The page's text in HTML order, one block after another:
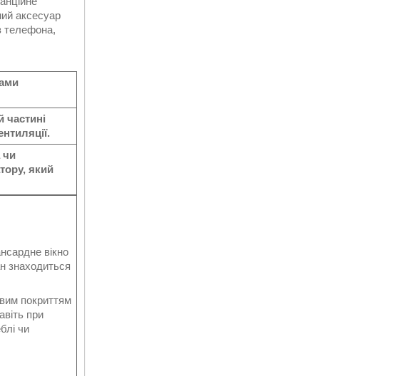
аксесуар
телефона,
частині
чи
який
вікно
знаходиться
покриттям
при
чи